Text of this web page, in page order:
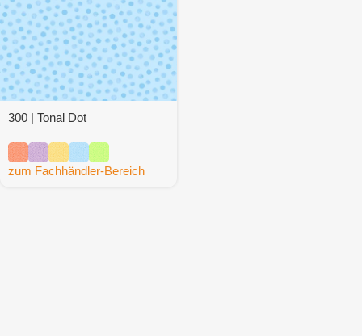
300 | Tonal Dot
zum Fachhändler-Bereich